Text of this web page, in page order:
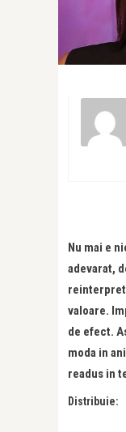
Nu mai e
adevarat,
valoare.
de efect.
moda in
readus in
Distribuie: